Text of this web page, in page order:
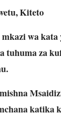
Kiteto
wa kata
tuhuma za